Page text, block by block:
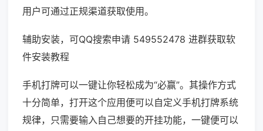
用户可通过正规渠道获取使用。
辅助安装，可QQ搜索申请 549552478 进群获取软
件安装教程
手机打牌可以一键让你轻松成为“必赢”。其操作方式
十分简单，打开这个应用便可以自定义手机打牌系统
规律，只需要输入自己想要的开挂功能，一键便可以